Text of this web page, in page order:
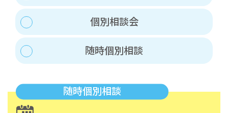
訪問者別・
採用情報
地域キャンパス
個別相談会
随時個別相談